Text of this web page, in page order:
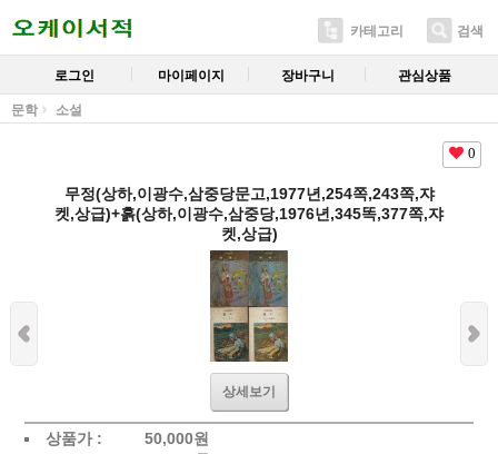
카테고리 검색
로그인 마이페이지 장바구니 관심상품
문학 소설
0
무정(상하,이광수,삼중당문고,1977년,254쪽,243쪽,쟈
켓,상급)+흙(상하,이광수,삼중당,1976년,345똑,377쪽,쟈
켓,상급)
상세보기
상품가 : 50,000원